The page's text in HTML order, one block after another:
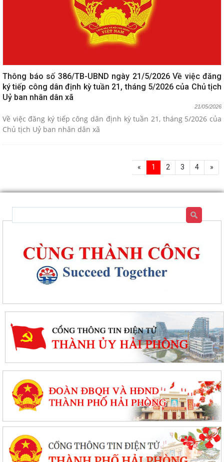
Thông báo số 386/TB-UBND ngày 21/5/2026 Về việc đăng
ký tiếp công dân định kỳ tuần 21, tháng 5/2026 của Chủ tịch
Uỷ ban nhân dân xã
21/05/2026
Về việc đăng ký tiếp công dân định kỳ tuần 21, tháng 5/2026 của
Chủ tịch Uỷ ban nhân dân xã
« 1 2 3 4 »